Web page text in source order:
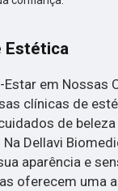
Estética
Estar em Nossas
clínicas de
de
Dellavi
aparência e
oferecem uma